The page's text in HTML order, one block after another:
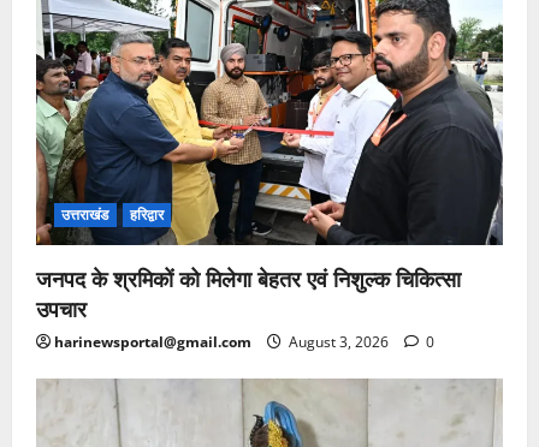
उत्तराखंड हरिद्वार
जनपद के श्रमिकों को मिलेगा बेहतर एवं निशुल्क चिकित्सा
उपचार
harinewsportal@gmail.com August 3, 2026 0